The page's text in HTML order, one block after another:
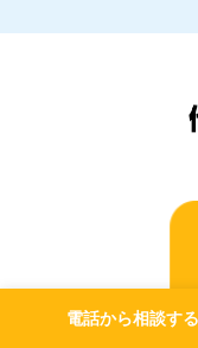
電話から相談する